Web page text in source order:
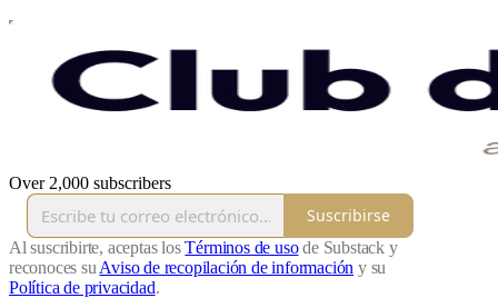
Over 2,000 subscribers
Suscribirse
Al suscribirte, aceptas losTérminos de usode Substack y
reconoces su Aviso de recopilación de información y su
Política de privacidad.